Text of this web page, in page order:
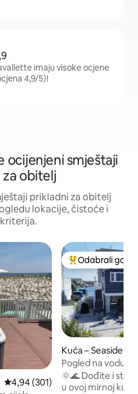
imaju visoke ocjene
4,9/5)!
ocijenjeni smještaji
obitelj
prikladni za obitelj
lokacije, čistoće i
„Odabrali gosti”
Prosječna ocjena: 4,94/5,
4,94 (301)
Među najviše
Odabrali gosti
Kuća – Seaside
Pogled na vodu i
🌞🌊 Dođite i stvorite obiteljska sjećanja
u ovoj mirnoj kući